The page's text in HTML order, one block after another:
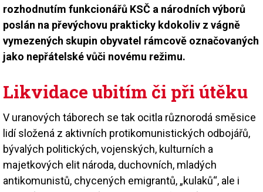
rozhodnutím funkcionářů KSČ a národních výborů
poslán na převýchovu prakticky kdokoliv z vágně
vymezených skupin obyvatel rámcově označovaných
jako nepřátelské vůči novému režimu.
Likvidace ubitím či při útěku
V uranových táborech se tak ocitla různorodá směsice
lidí složená z aktivních protikomunistických odbojářů,
bývalých politických, vojenských, kulturních a
majetkových elit národa, duchovních, mladých
antikomunistů, chycených emigrantů, „kulaků“, ale i